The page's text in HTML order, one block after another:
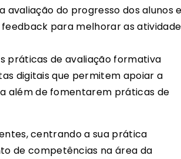
avaliação do progresso dos alunos
para melhorar as
práticas de avaliação formativa
digitais que permitem apoiar a
além de fomentarem práticas de
centrando a sua prática
de competências na área da